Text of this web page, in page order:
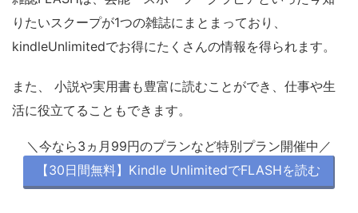
りたいスクープが1つの雑誌にまとまっており、
kindleUnlimitedでお得にたくさんの情報を得られます。
また、 小説や実用書も豊富に読むことができ、仕事や生
活に役立てることもできます。
＼今なら3ヵ月99円のプランなど特別プラン開催中／
【30日間無料】Kindle UnlimitedでFLASHを読む